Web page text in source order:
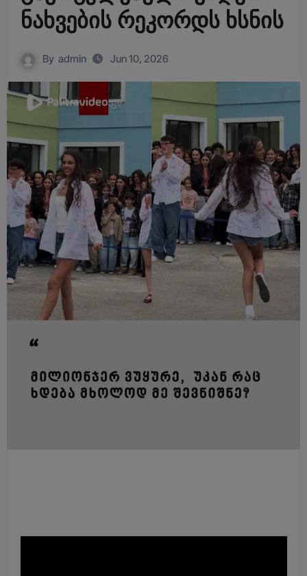
ნახვების რეკორდს ხსნის
By admin Jun 10, 2026